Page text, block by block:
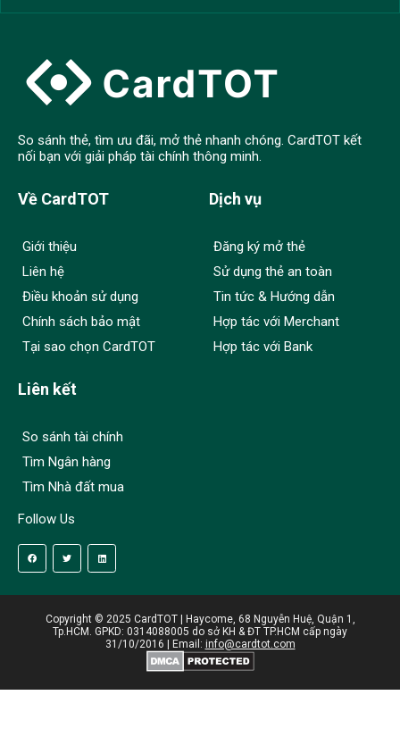
So sánh thẻ, tìm ưu đãi, mở thẻ nhanh chóng. CardTOT kết
nối bạn với giải pháp tài chính thông minh.
Về CardTOT
Giới thiệu
Liên hệ
Điều khoản sử dụng
Chính sách bảo mật
Tại sao chọn CardTOT
Dịch vụ
Đăng ký mở thẻ
Sử dụng thẻ an toàn
Tin tức & Hướng dẫn
Hợp tác với Merchant
Hợp tác với Bank
Liên kết
So sánh tài chính
Tìm Ngân hàng
Tìm Nhà đất mua
Follow Us
Copyright © 2025 CardTOT | Haycome, 68 Nguyễn Huệ, Quận 1,
Tp.HCM. GPKD: 0314088005 do sở KH & ĐT TP.HCM cấp ngày
31/10/2016 | Email: info@cardtot.com